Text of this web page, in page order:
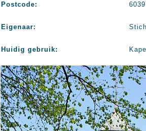
Postcode:
Eigenaar:
Huidig gebruik: Kapel